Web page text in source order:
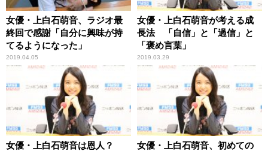
女優・上白石萌音、ラジオ最
終回で感謝「自分に興味が持
てるようになった」
2019.04.05
女優・上白石萌音が考える成
長法 「自信」と「過信」と
「褒め言葉」
2019.03.29
女優・上白石萌音は恩人？
女優・上白石萌音、初めての